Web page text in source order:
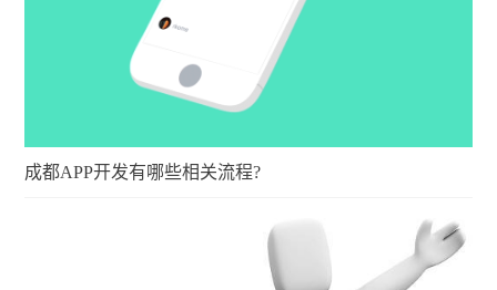
成都APP开发有哪些相关流程?